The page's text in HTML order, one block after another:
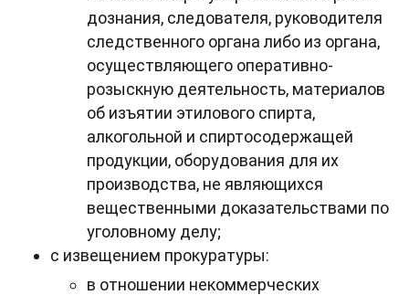
дознания, следователя, руководителя
следственного органа либо из органа,
осуществляющего оперативно-
розыскную деятельность, материалов
об изъятии этилового спирта,
алкогольной и спиртосодержащей
продукции, оборудования для их
производства, не являющихся
вещественными доказательствами по
уголовному делу;
c извещением прокуратуры:
в отношении некоммерческих